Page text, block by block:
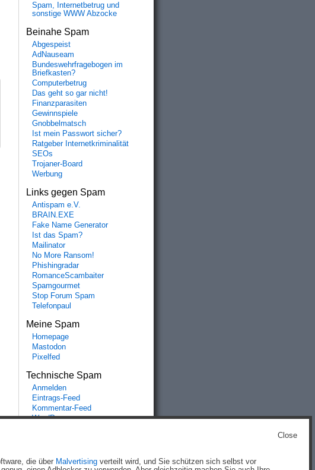
Spam, Internetbetrug und
sonstige WWW Abzocke
Beinahe Spam
Abgespeist
AdNauseam
Bundeswehrfragebogen im
Briefkasten?
Computerbetrug
Das geht so gar nicht!
Finanzparasiten
Gewinnspiele
Gnobbelmatsch
Ist mein Passwort sicher?
Ratgeber Internetkriminalität
SEOs
Trojaner-Board
Werbung
Links gegen Spam
Antispam e.V.
BRAIN.EXE
Fake Name Generator
Ist das Spam?
Mailinator
No More Ransom!
Phishingradar
RomanceScambaiter
Spamgourmet
Stop Forum Spam
Telefonpaul
Meine Spam
Homepage
Mastodon
Pixelfed
Technische Spam
Anmelden
Eintrags-Feed
Kommentar-Feed
WordPress.org
Close
die über Malvertising verteilt wird, und Sie schützen sich selbst vor